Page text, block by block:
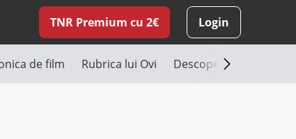
TNR Premium cu 2€ Login
de film Rubrica lui Ovi Descoperă România